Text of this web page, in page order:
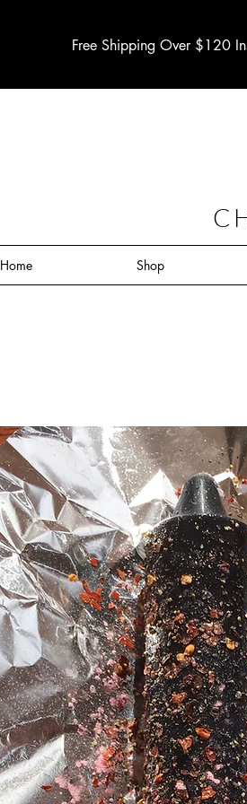
Free Shipping Over $120
Home Shop